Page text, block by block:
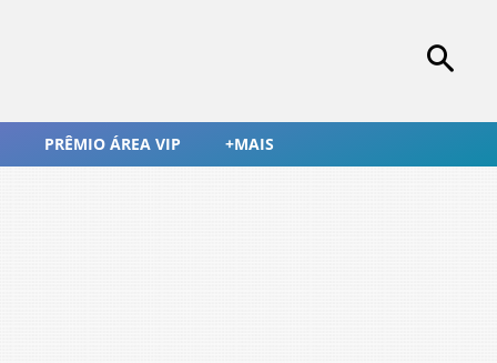
PRÊMIO ÁREA VIP +MAIS